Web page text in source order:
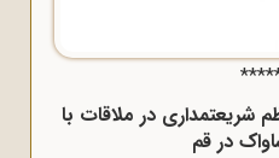
شریعتمدارى در ملاقات با
در قم